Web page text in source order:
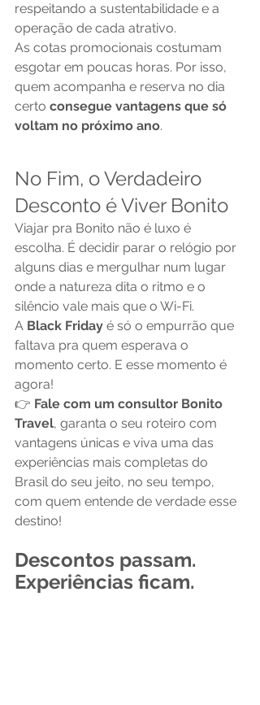
respeitando a sustentabilidade e a
operação de cada atrativo.
As cotas promocionais costumam
esgotar em poucas horas. Por isso,
quem acompanha e reserva no dia
certo consegue vantagens que só
voltam no próximo ano.
No Fim, o Verdadeiro
Desconto é Viver Bonito
Viajar pra Bonito não é luxo é
escolha. É decidir parar o relógio por
alguns dias e mergulhar num lugar
onde a natureza dita o ritmo e o
silêncio vale mais que o Wi-Fi.
A Black Friday é só o empurrão que
faltava pra quem esperava o
momento certo. E esse momento é
agora!
👉 Fale com um consultor Bonito
Travel, garanta o seu roteiro com
vantagens únicas e viva uma das
experiências mais completas do
Brasil do seu jeito, no seu tempo,
com quem entende de verdade esse
destino!
Descontos passam.
Experiências ficam.